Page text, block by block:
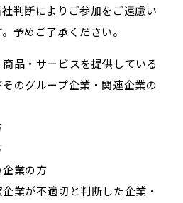
判断によりご参加をご遠慮い
予めご了承ください。
品・サービスを提供している
のグループ企業・関連企業の
企業の方
業が不適切と判断した企業・